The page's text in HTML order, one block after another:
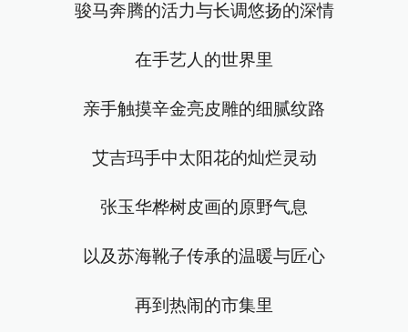
骏马奔腾的活力与长调悠扬的深情
在手艺人的世界里
亲手触摸辛金亮皮雕的细腻纹路
艾吉玛手中太阳花的灿烂灵动
张玉华桦树皮画的原野气息
以及苏海靴子传承的温暖与匠心
再到热闹的市集里